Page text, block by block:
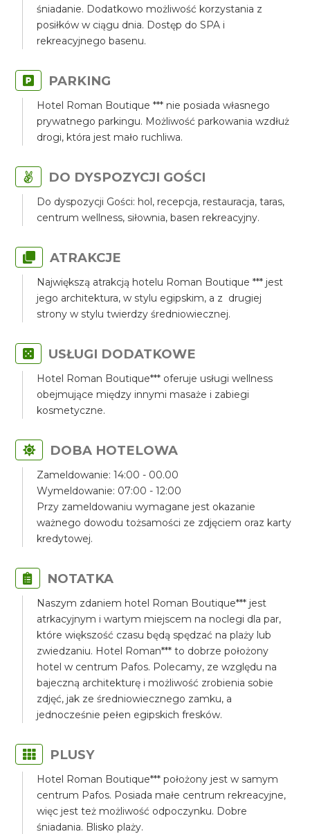
śniadanie. Dodatkowo możliwość korzystania z
posiłków w ciągu dnia. Dostęp do SPA i
rekreacyjnego basenu.
PARKING
Hotel Roman Boutique *** nie posiada własnego
prywatnego parkingu. Możliwość parkowania wzdłuż
drogi, która jest mało ruchliwa.
DO DYSPOZYCJI GOŚCI
Do dyspozycji Gości: hol, recepcja, restauracja, taras,
centrum wellness, siłownia, basen rekreacyjny.
ATRAKCJE
Największą atrakcją hotelu Roman Boutique *** jest
jego architektura, w stylu egipskim, a z drugiej
strony w stylu twierdzy średniowiecznej.
USŁUGI DODATKOWE
Hotel Roman Boutique*** oferuje usługi wellness
obejmujące między innymi masaże i zabiegi
kosmetyczne.
DOBA HOTELOWA
Zameldowanie: 14:00 - 00.00
Wymeldowanie: 07:00 - 12:00
Przy zameldowaniu wymagane jest okazanie
ważnego dowodu tożsamości ze zdjęciem oraz karty
kredytowej.
NOTATKA
Naszym zdaniem hotel Roman Boutique*** jest
atrkacyjnym i wartym miejscem na noclegi dla par,
które większość czasu będą spędzać na plaży lub
zwiedzaniu. Hotel Roman*** to dobrze położony
hotel w centrum Pafos. Polecamy, ze względu na
bajeczną architekturę i możliwość zrobienia sobie
zdjęć, jak ze średniowiecznego zamku, a
jednocześnie pełen egipskich fresków.
PLUSY
Hotel Roman Boutique*** położony jest w samym
centrum Pafos. Posiada małe centrum rekreacyjne,
więc jest też możliwość odpoczynku. Dobre
śniadania. Blisko plaży.